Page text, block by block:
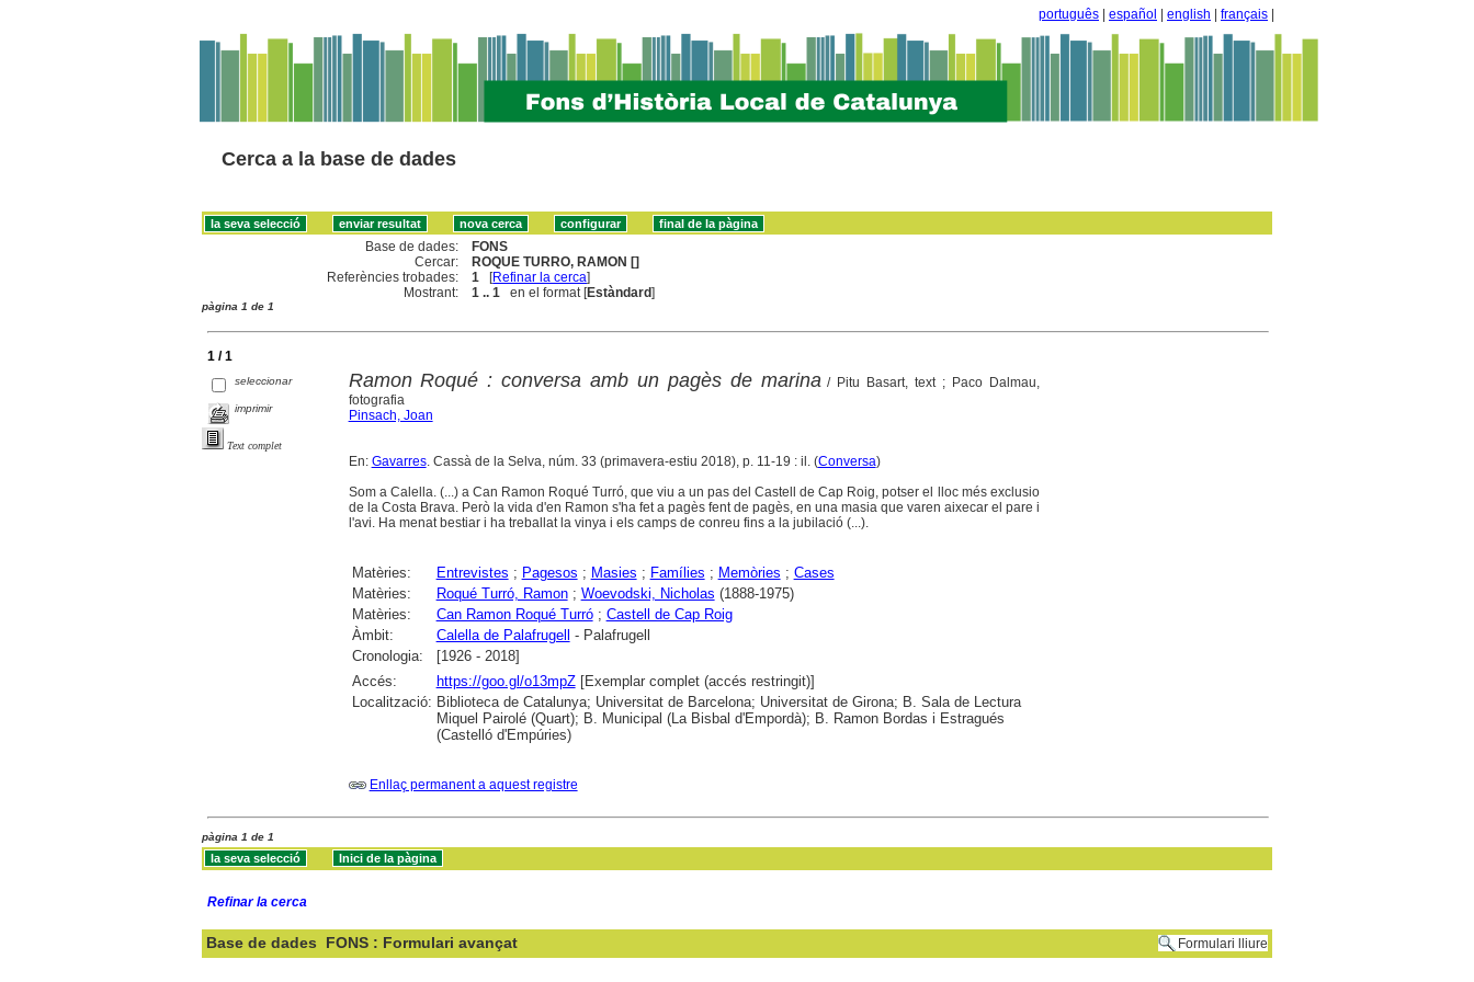
português español english français
Cerca a la base de dades
Base de dades:
FONS
Cercar:
ROQUE TURRO, RAMON []
Referències trobades:
1 [Refinar la cerca]
Mostrant:
1 .. 1 en el format [Estàndard]
pàgina 1 de 1
1 / 1
seleccionar
imprimir
Text complet
Ramon Roqué : conversa amb un pagès de marina/ Pitu Basart, text ; Paco Dalmau,
fotografia
Pinsach, Joan
En: Gavarres. Cassà de la Selva, núm. 33 (primavera-estiu 2018), p. 11-19 : il. (Conversa)
Som a Calella. (...) a Can Ramon Roqué Turró, que viu a un pas del Castell de Cap Roig, potser el lloc més exclusio
de la Costa Brava. Però la vida d'en Ramon s'ha fet a pagès fent de pagès, en una masia que varen aixecar el pare i
l'avi. Ha menat bestiar i ha treballat la vinya i els camps de conreu fins a la jubilació (...).
Matèries: Entrevistes ; Pagesos ; Masies ; Famílies ; Memòries ; Cases
Matèries:
Roqué Turró, Ramon; Woevodski, Nicholas (1888-1975)
Matèries:
Can Ramon Roqué Turró; Castell de Cap Roig
Àmbit:
Calella de Palafrugell
- Palafrugell
Cronologia:
[1926 - 2018]
Accés:
https://goo.gl/o13mpZ[Exemplar complet (accés restringit)]
Localització: Biblioteca de Catalunya; Universitat de Barcelona; Universitat de Girona; B. Sala de Lectura
Miquel Pairolé (Quart); B. Municipal (La Bisbal d'Empordà); B. Ramon Bordas i Estragués
(Castelló d'Empúries)
Enllaç permanent a aquest registre
pàgina 1 de 1
Refinar la cerca
Base de dades FONS : Formulari avançat Formulari lliure